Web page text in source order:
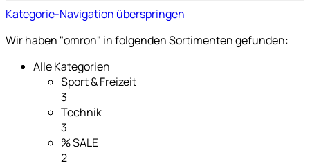
Kategorie-Navigation überspringen
Wir haben "omron" in folgenden Sortimenten gefunden:
Alle Kategorien
Sport & Freizeit
3
Technik
3
% SALE
2